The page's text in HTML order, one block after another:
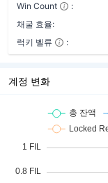
Win Count
:
채굴 효율:
럭키 벨류
:
계정 변화